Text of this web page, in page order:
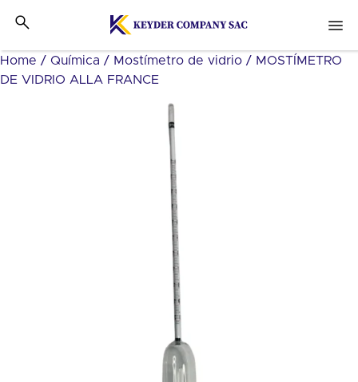
Home / Química / Mostímetro de vidrio / MOSTÍMETRO
DE VIDRIO ALLA FRANCE